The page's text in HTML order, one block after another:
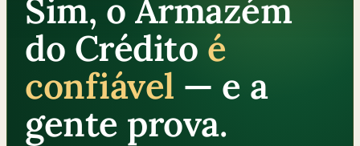
Sim, o Armazém
do Crédito é
confiável — e a
gente prova.